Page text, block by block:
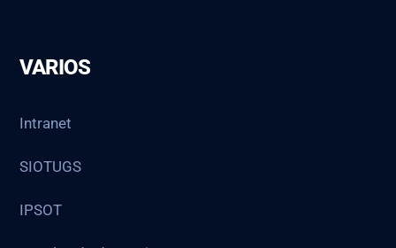
VARIOS
Intranet
SIOTUGS
IPSOT